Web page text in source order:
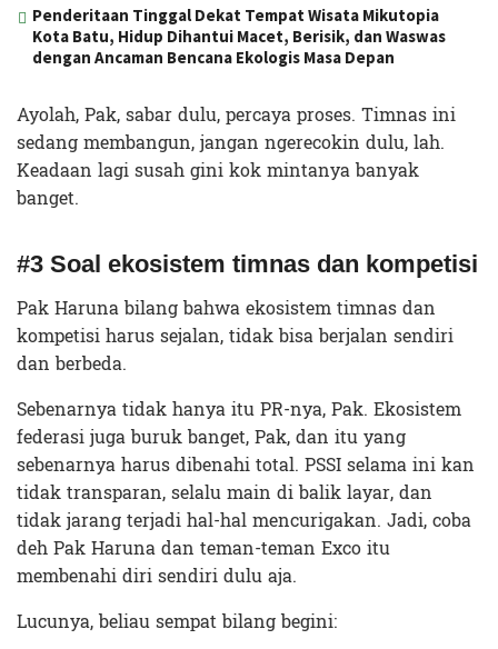
Penderitaan Tinggal Dekat Tempat Wisata Mikutopia
Kota Batu, Hidup Dihantui Macet, Berisik, dan Waswas
dengan Ancaman Bencana Ekologis Masa Depan
Ayolah, Pak, sabar dulu, percaya proses. Timnas ini
sedang membangun, jangan ngerecokin dulu, lah.
Keadaan lagi susah gini kok mintanya banyak
banget.
#3 Soal ekosistem timnas dan kompetisi
Pak Haruna bilang bahwa ekosistem timnas dan
kompetisi harus sejalan, tidak bisa berjalan sendiri
dan berbeda.
Sebenarnya tidak hanya itu PR-nya, Pak. Ekosistem
federasi juga buruk banget, Pak, dan itu yang
sebenarnya harus dibenahi total. PSSI selama ini kan
tidak transparan, selalu main di balik layar, dan
tidak jarang terjadi hal-hal mencurigakan. Jadi, coba
deh Pak Haruna dan teman-teman Exco itu
membenahi diri sendiri dulu aja.
Lucunya, beliau sempat bilang begini: